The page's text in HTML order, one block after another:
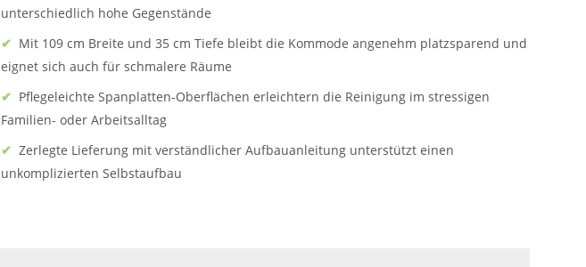
unterschiedlich hohe Gegenstände
✔ Mit 109 cm Breite und 35 cm Tiefe bleibt die Kommode angenehm platzsparend und
eignet sich auch für schmalere Räume
✔ Pflegeleichte Spanplatten-Oberflächen erleichtern die Reinigung im stressigen
Familien- oder Arbeitsalltag
✔ Zerlegte Lieferung mit verständlicher Aufbauanleitung unterstützt einen
unkomplizierten Selbstaufbau